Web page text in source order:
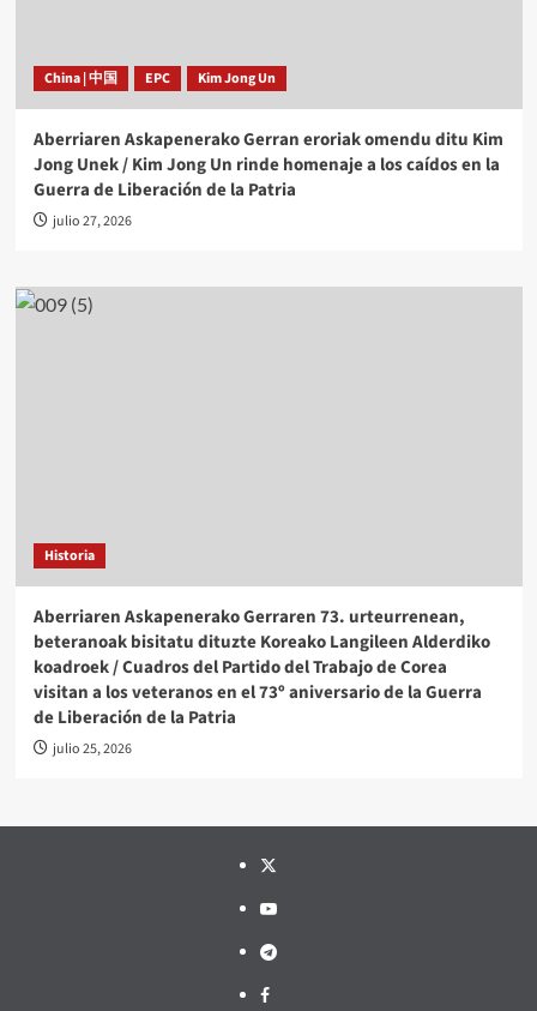
China | 中国 EPC Kim Jong Un
Aberriaren Askapenerako Gerran eroriak omendu ditu Kim
Jong Unek / Kim Jong Un rinde homenaje a los caídos en la
Guerra de Liberación de la Patria
julio 27, 2026
Historia
Aberriaren Askapenerako Gerraren 73. urteurrenean,
beteranoak bisitatu dituzte Koreako Langileen Alderdiko
koadroek / Cuadros del Partido del Trabajo de Corea
visitan a los veteranos en el 73º aniversario de la Guerra
de Liberación de la Patria
julio 25, 2026
Twitter
YouTube
Telegram
Facebook